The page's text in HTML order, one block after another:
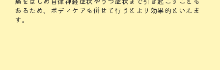
あるため、ボディケアも併せて行うとより効果的といえま
す。